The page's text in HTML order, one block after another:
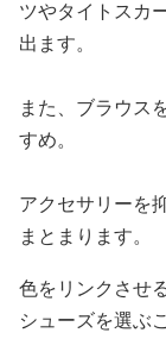
ツやタイトスカ
出ます。
また、ブラウス
すめ。
アクセサリーを
まとまります。
色をリンクさせ
シューズを選ぶ